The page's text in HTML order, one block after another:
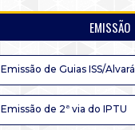
EMISSÃO
Emissão de Guias ISS/Alvará
Emissão de 2ª via do IPTU